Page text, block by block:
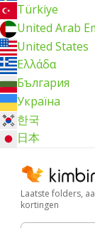
Türkiye
United Arab
United States
Ελλάδα
България
Україна
한국
日本
Laatste folders,
kortingen